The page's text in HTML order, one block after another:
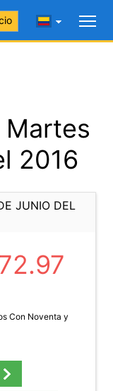
2016
JUNIO DEL
Con Noventa y